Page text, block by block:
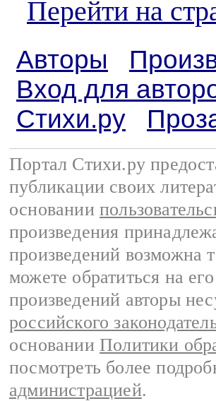
Перейти на
Авторы
Вход для
Стихи.ру
Портал Стихи.ру
публикации своих
основании
произведения
произведений возможна
можете обратиться на
произведений авторы
российского
основании Политики
посмотреть более
администрацией.